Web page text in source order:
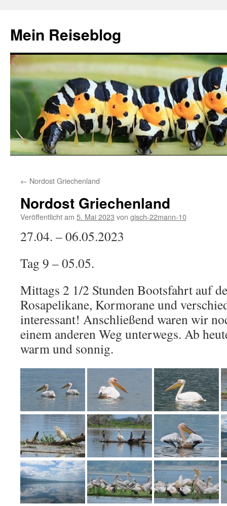
springen
Mein Reiseblog
← Nordost Griechenland
Nordost Griechenland
Veröffentlicht am 5. Mai 2023 von gisch-22mann-10
27.04. – 06.05.2023
Tag 9 – 05.05.
Mittags 2 1/2 Stunden Bootsfahrt auf
Rosapelikane, Kormorane und
interessant! Anschließend waren wir
einem anderen Weg unterwegs. Ab
warm und sonnig.